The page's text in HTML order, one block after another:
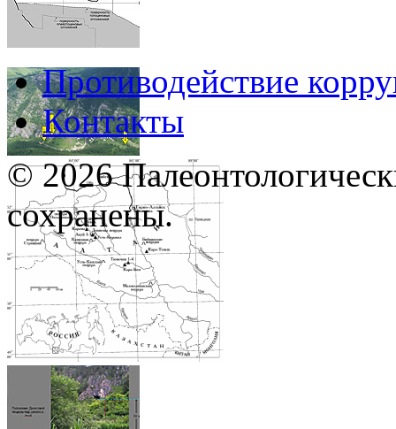
Противодействие
Контакты
© 2026
сохранены.